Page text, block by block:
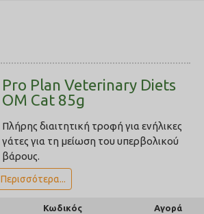
Pro Plan Veterinary Diets
OM Cat 85g
Πλήρης διαιτητική τροφή για ενήλικες
γάτες για τη μείωση του υπερβολικού
βάρους.
Περισσότερα...
Κωδικός Αγορά